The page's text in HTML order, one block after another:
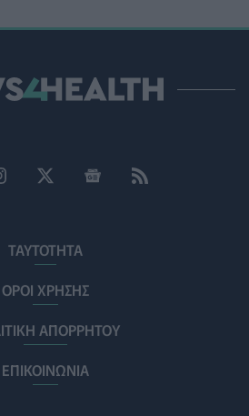
- 14:00
σε ΗΔΙΚΑ, ΕΟΠΥΥ: «Δεν μπορεί η
ΤΑΥΤΟΤΗΤΑ
ΟΡΟΙ ΧΡΗΣΗΣ
ΑΠΟΡΡΗΤΟΥ
ΕΠΙΚΟΙΝΩΝΙΑ